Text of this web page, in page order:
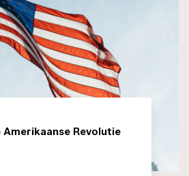
Revolutie